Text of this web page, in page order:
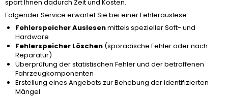
spart Ihnen dadurch Zeit und Kosten.
Folgender Service erwartet Sie bei einer Fehlerauslese:
Fehlerspeicher Auslesenmittels spezieller Soft- und
Hardware
Fehlerspeicher Löschen (sporadische Fehler oder nach
Reparatur)
Überprüfung der statistischen Fehler und der betroffenen
Fahrzeugkomponenten
Erstellung eines Angebots zur Behebung der identifizierten
Mängel